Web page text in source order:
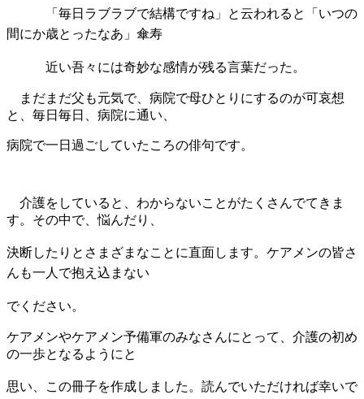
「毎日ラブラブで結構ですね」と云われると「いつの
間にか歳とったなあ」傘寿
近い吾々には奇妙な感情が残る言葉だった。
まだまだ父も元気で、病院で母ひとりにするのが可哀想
と、毎日毎日、病院に通い、
病院で一日過ごしていたころの俳句です。
介護をしていると、わからないことがたくさんでてきま
す。その中で、悩んだり、
決断したりとさまざまなことに直面します。ケアメンの皆さ
んも一人で抱え込まない
でください。
ケアメンやケアメン予備軍のみなさんにとって、介護の初め
の一歩となるようにと
思い、 この冊子を作成しました。読んでいただければ幸いで